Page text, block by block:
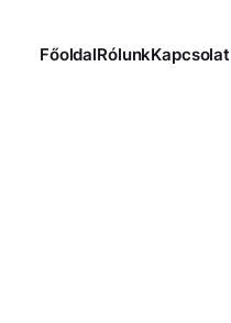
FőoldalRólunkKapcsolat